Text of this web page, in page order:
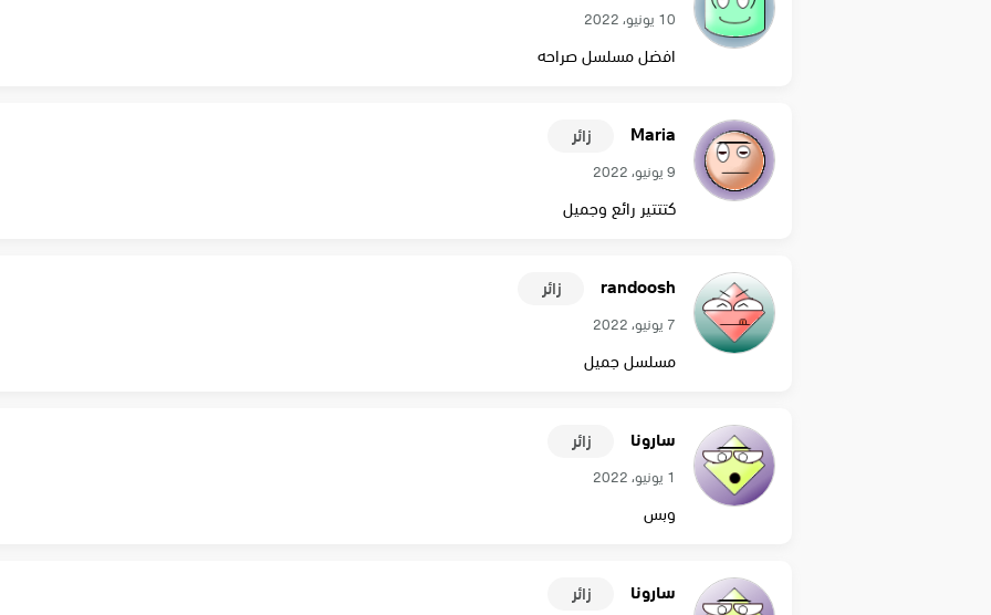
10 يونيو، 2022
افضل مسلسل صراحه
Maria زائر
9 يونيو، 2022
كتتتير رائع وجميل
randoosh زائر
7 يونيو، 2022
مسلسل جميل
سارونا زائر
1 يونيو، 2022
وبس
سارونا زائر